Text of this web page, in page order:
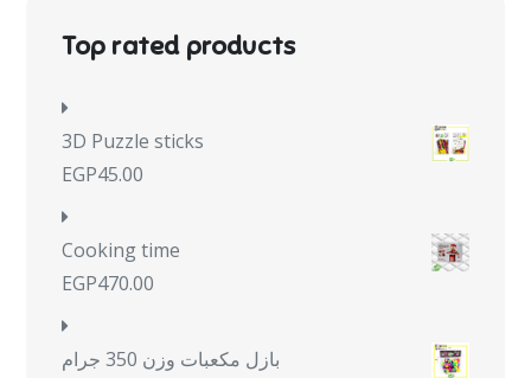
Top rated products
3D Puzzle sticks
EGP45.00
Cooking time
EGP470.00
بازل مكعبات وزن 350 جرام